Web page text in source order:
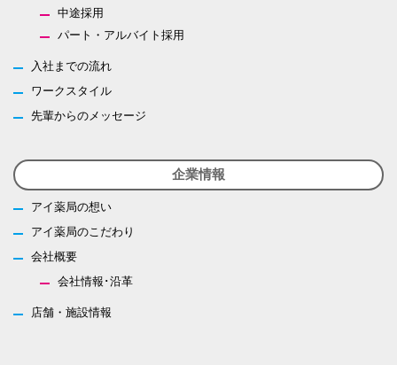
中途採用
パート・アルバイト採用
入社までの流れ
ワークスタイル
先輩からのメッセージ
企業情報
アイ薬局の想い
アイ薬局のこだわり
会社概要
会社情報･沿革
店舗・施設情報